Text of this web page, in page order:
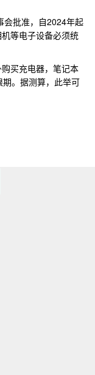
会批准，自2024年起
等电子设备必须统
买充电器，笔记本
。据测算，此举可